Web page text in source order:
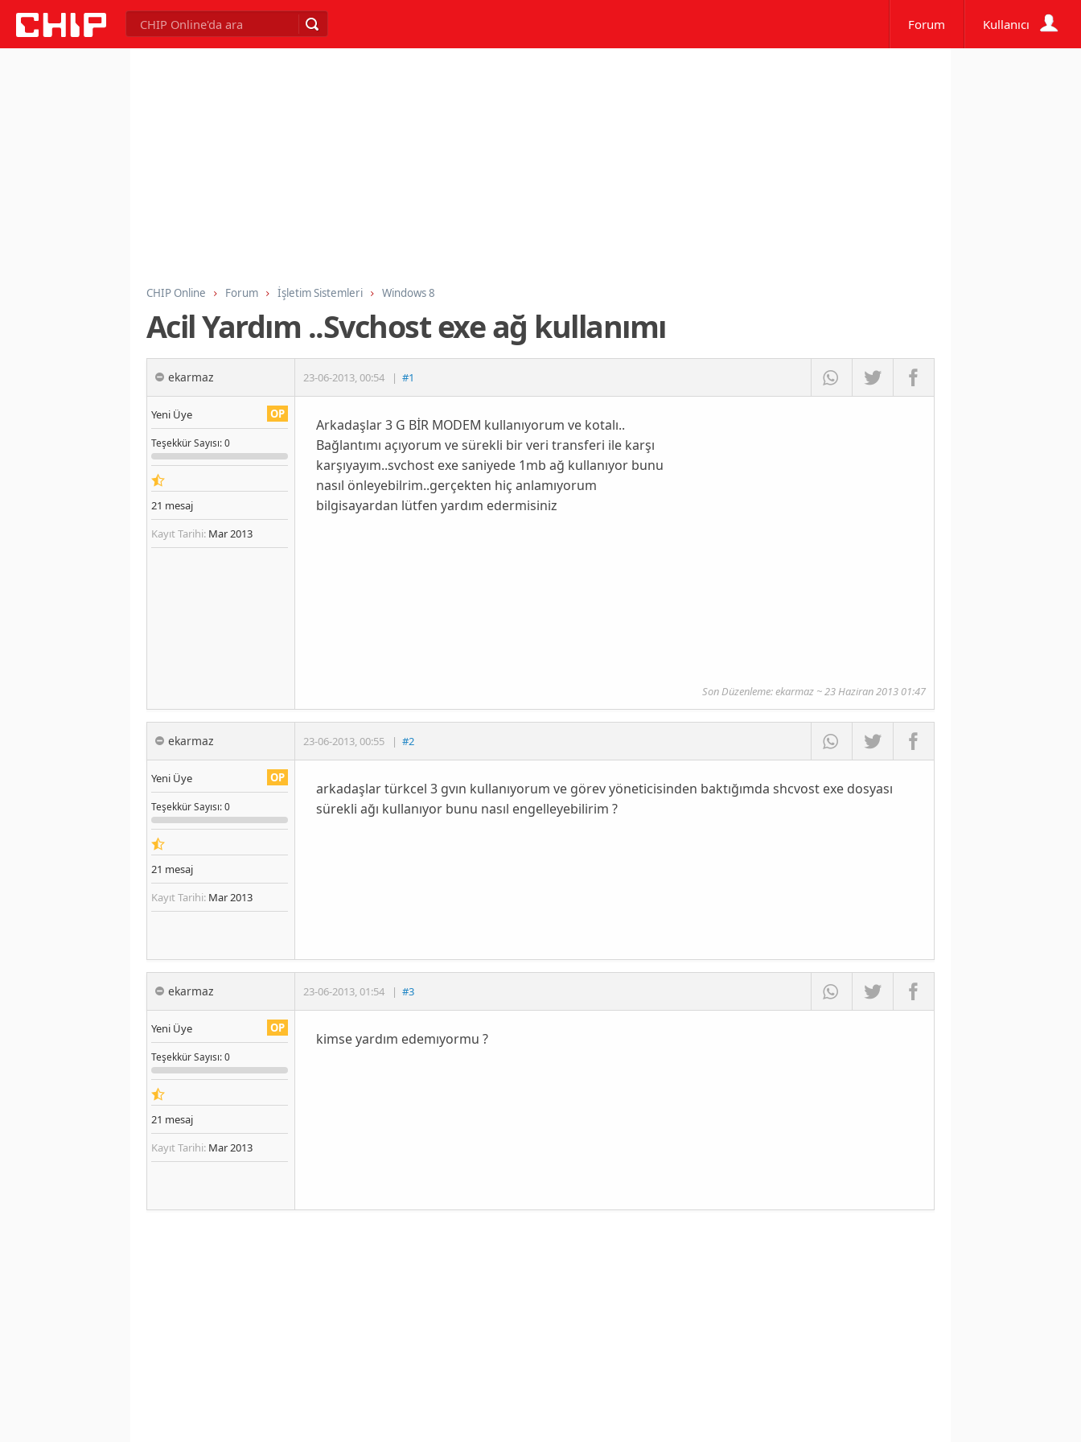
Forum Kullanıcı
CHIP Online Forum İşletim Sistemleri Windows 8
Acil Yardım ..Svchost exe ağ kullanımı
ekarmaz 23-06-2013,00:54 | #1
OP
Yeni Üye
TeşekkürSayısı: 0
21 mesaj
Kayıt Tarihi: Mar 2013
Arkadaşlar 3 G BİR MODEM kullanıyorum ve kotalı..
Bağlantımı açıyorum ve sürekli bir veri transferi ile karşı
karşıyayım..svchost exe saniyede 1mb ağ kullanıyor bunu
nasıl önleyebilrim..gerçekten hiç anlamıyorum
bilgisayardan lütfen yardım edermisiniz
Son Düzenleme:ekarmaz ~ 23 Haziran 2013 01:47
ekarmaz 23-06-2013,00:55 | #2
OP
Yeni Üye
TeşekkürSayısı: 0
21 mesaj
Kayıt Tarihi: Mar 2013
arkadaşlar türkcel 3 gvın kullanıyorum ve görev yöneticisinden baktığımda shcvost exe dosyası
sürekli ağı kullanıyor bunu nasıl engelleyebilirim ?
ekarmaz 23-06-2013,01:54 | #3
OP
Yeni Üye
TeşekkürSayısı: 0
21 mesaj
Kayıt Tarihi: Mar 2013
kimse yardım edemıyormu ?